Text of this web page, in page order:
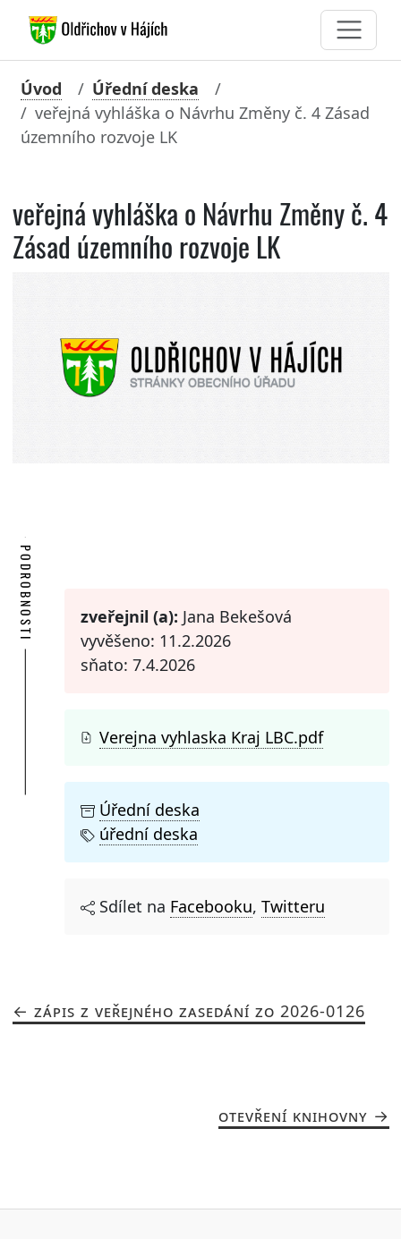
Úvod
Úřední deska
veřejná vyhláška o Návrhu Změny č. 4 Zásad
územního rozvoje LK
veřejná vyhláška o Návrhu Změny č. 4
Zásad územního rozvoje LK
PODROBNOSTI zveřejnil (a): Jana Bekešová
vyvěšeno: 11.2.2026
sňato: 7.4.2026
Verejna vyhlaska Kraj LBC.pdf
Úřední deska
úřední deska
Sdílet na Facebooku, Twitteru
ZÁPIS Z VEŘEJNÉHO ZASEDÁNÍ ZO 2026-0126
OTEVŘENÍ KNIHOVNY